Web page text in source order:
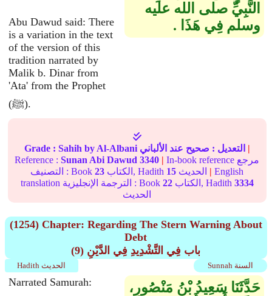
Abu Dawud said: There
is a variation in the text
of the version of this
tradition narrated by
Malik b. Dinar from
'Ata' from the Prophet
(ﷺ).
النَّبِيِّ صلى الله عليه
وسلم فِي هَذَا ‏.‏
Grade : Sahih by Al-Albani التعديل : صحيح عند الألباني
|
Reference :Sunan Abi Dawud 3340 | In-book reference مرجع
التصنيف : Book23 الكتاب, Hadith 15 | English
translation الترجمة الإنجليزية : Book 22 الكتاب, Hadith 3334
الحديث
(1254) Chapter: Regarding The Stern Warning About
Debt
(9) باب فِي التَّشْدِيدِ فِي الدَّيْنِ
Sunnah السنة Hadith الحديث
Narrated Samurah:
حَدَّثَنَا سَعِيدُ بْنُ مَنْصُورٍ،